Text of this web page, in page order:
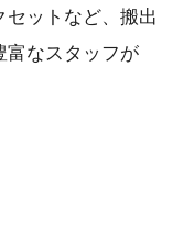
ットなど、搬出
富なスタッフが